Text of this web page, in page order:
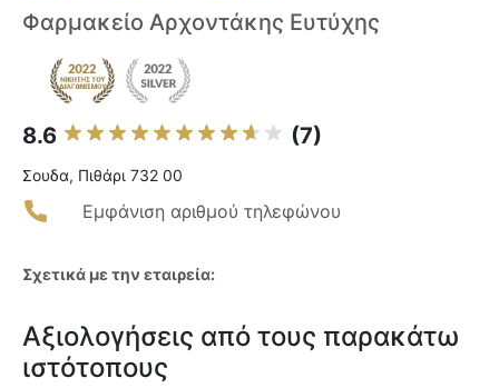
Φαρμακείο Αρχοντάκης Ευτύχης
8.6 (7)
Σουδα, Πιθάρι 732 00
Εμφάνιση αριθμού τηλεφώνου
Σχετικά με την εταιρεία:
Αξιολογήσεις από τους παρακάτω
ιστότοπους